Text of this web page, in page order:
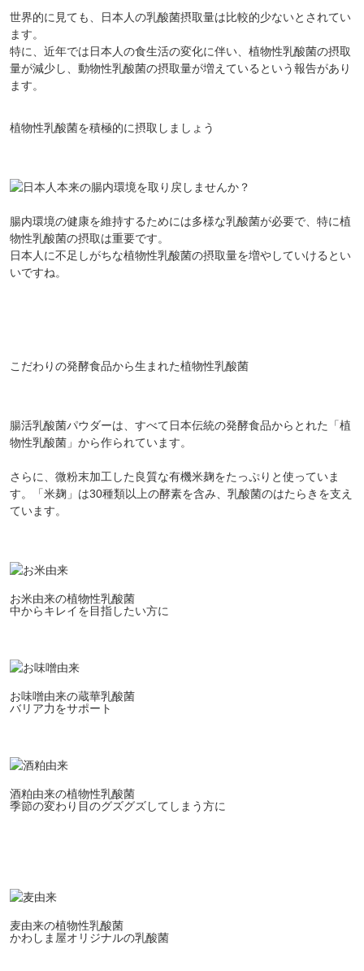
世界的に見ても、日本人の乳酸菌摂取量は比較的少ないとされてい
ます。
特に、近年では日本人の食生活の変化に伴い、植物性乳酸菌の摂取
量が減少し、動物性乳酸菌の摂取量が増えているという報告があり
ます。
植物性乳酸菌を積極的に摂取しましょう
腸内環境の健康を維持するためには多様な乳酸菌が必要で、特に植
物性乳酸菌の摂取は重要です。
日本人に不足しがちな植物性乳酸菌の摂取量を増やしていけるとい
いですね。
こだわりの発酵食品から生まれた植物性乳酸菌
腸活乳酸菌パウダーは、すべて日本伝統の発酵食品からとれた「植
物性乳酸菌」から作られています。
さらに、微粉末加工した良質な有機米麹をたっぷりと使っていま
す。「米麹」は30種類以上の酵素を含み、乳酸菌のはたらきを支え
ています。
お米由来の植物性乳酸菌
中からキレイを目指したい方に
お味噌由来の蔵華乳酸菌
バリア力をサポート
酒粕由来の植物性乳酸菌
季節の変わり目のグズグズしてしまう方に
麦由来の植物性乳酸菌
かわしま屋オリジナルの乳酸菌